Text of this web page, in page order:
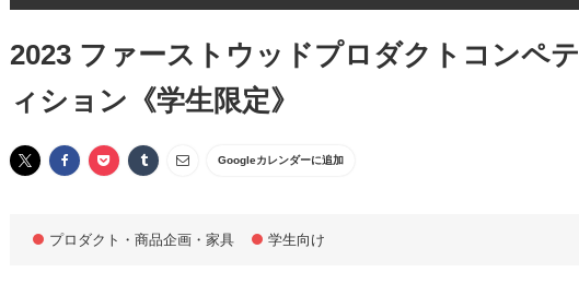
2023 ファーストウッドプロダクトコンペテ
ィション《学生限定》
Googleカレンダーに追加
プロダクト・商品企画・家具 学生向け